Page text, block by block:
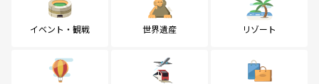
イベント・観戦 世界遺産 リゾート